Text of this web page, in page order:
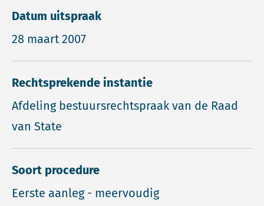
Datum uitspraak
28 maart 2007
Rechtsprekende instantie
Afdeling bestuursrechtspraak van de Raad
van State
Soort procedure
Eerste aanleg - meervoudig